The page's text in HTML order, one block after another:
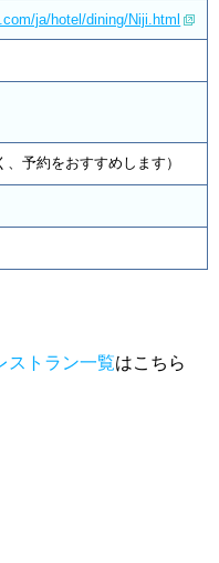
ja/hotel/dining/Niji.html
予約をおすすめします）
ストラン一覧はこちら